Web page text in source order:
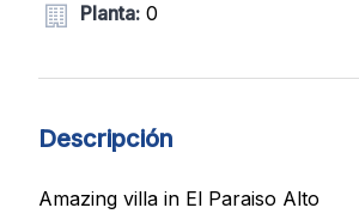
Planta: 0
Descripción
Amazing villa in El Paraiso Alto